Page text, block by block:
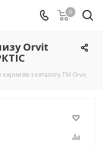
0
Orvit
з каталогу TM Orvit